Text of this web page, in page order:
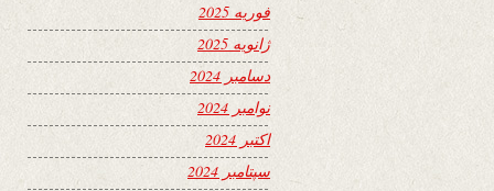
فوریه 2025
ژانویه 2025
دسامبر 2024
نوامبر 2024
اکتبر 2024
سپتامبر 2024